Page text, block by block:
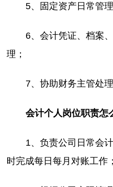
5、固定资产日常管
6、会计凭证、档案
理；
7、协助财务主管处
会计个人岗位职责怎
1、负责公司日常会
时完成每日每月对账工作；